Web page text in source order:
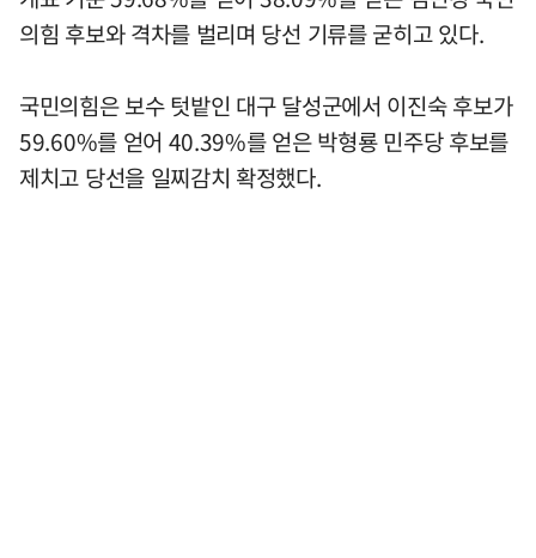
의힘 후보와 격차를 벌리며 당선 기류를 굳히고 있다.
국민의힘은 보수 텃밭인 대구 달성군에서 이진숙 후보가
59.60%를 얻어 40.39%를 얻은 박형룡 민주당 후보를
제치고 당선을 일찌감치 확정했다.